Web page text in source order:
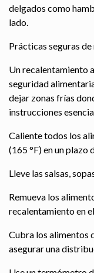
delgados como
lado.
Prácticas seguras
Un recalentamiento
seguridad
dejar zonas frías
instrucciones
Caliente todos los
(165 °F) en un plazo
Lleve las salsas,
Remueva los
recalentamiento en
Cubra los alimentos
asegurar una